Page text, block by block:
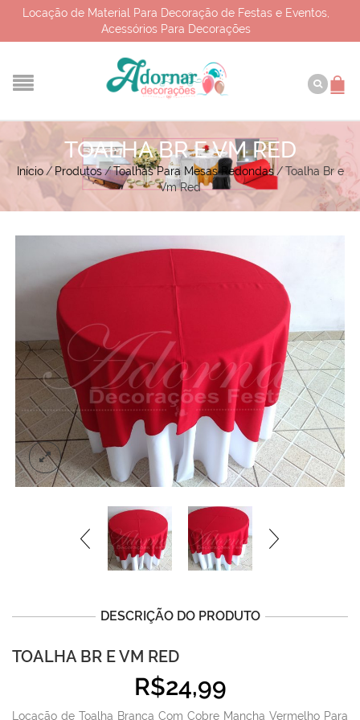
Locação de Material Para Decoração de Festas e Eventos,
Acessórios Para Decorações
TOALHA BR E VM RED
Início / Produtos/Toalhas Para Mesas Redondas / Toalha Br e
Vm Red
DESCRIÇÃO DO PRODUTO
TOALHA BR E VM RED
R$24,99
Locação de Toalha Branca Com Cobre Mancha Vermelho Para